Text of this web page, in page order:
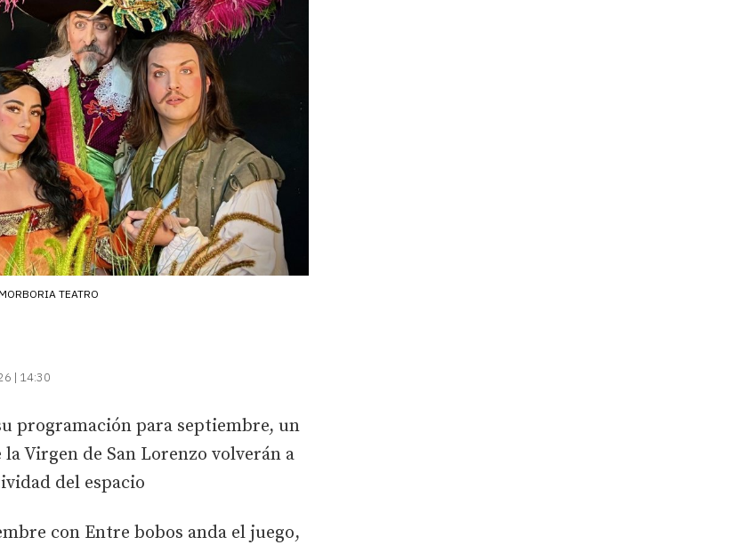
TEATRO
| 14:30
programación para septiembre, un
Virgen de San Lorenzo volverán a
del espacio
con Entre bobos anda el juego,